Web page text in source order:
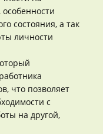
состояния, а так
личности
что позволяет
с
на другой,